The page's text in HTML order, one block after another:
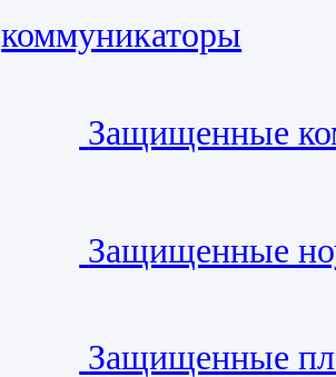
коммуникаторы
Защищенные
Защищенные
Защищенные